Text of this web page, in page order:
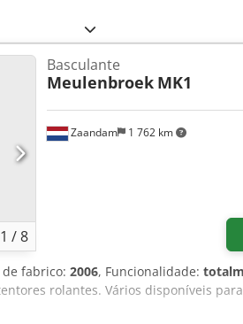
1 /8
Zaandam 1 762 km
Basculante
Meulenbroek MK1
de fabrico: 2006, Funcionalidade:
rolantes. Vários disponíveis